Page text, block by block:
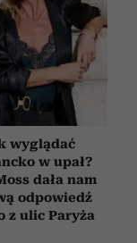
wyglądać
w upał?
dała nam
odpowiedź
z ulic Paryża